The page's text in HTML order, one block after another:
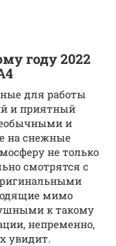
году 2022
для работы
и приятный
и
на снежные
не только
смотрятся с
мимо
к такому
непременно,
увидит.